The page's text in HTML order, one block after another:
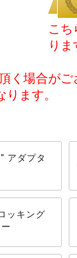
こち
りま
く場合がご
ます。
アダプタ
ッキング